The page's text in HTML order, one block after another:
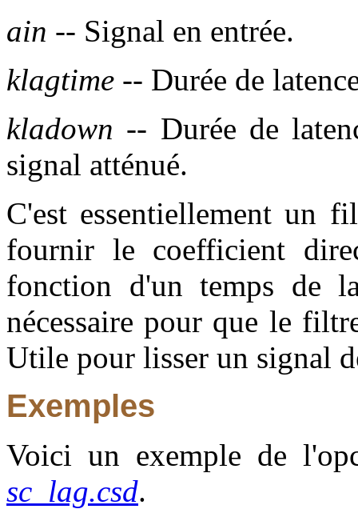
ain -- Signal en entrée.
klagtime -- Durée de
kladown -- Durée de
signal atténué.
C'est essentiellement un
fournir le coefficient
fonction d'un temps de
nécessaire pour que le
Utile pour lisser un signal
Exemples
Voici un exemple de
sc_lag.csd.